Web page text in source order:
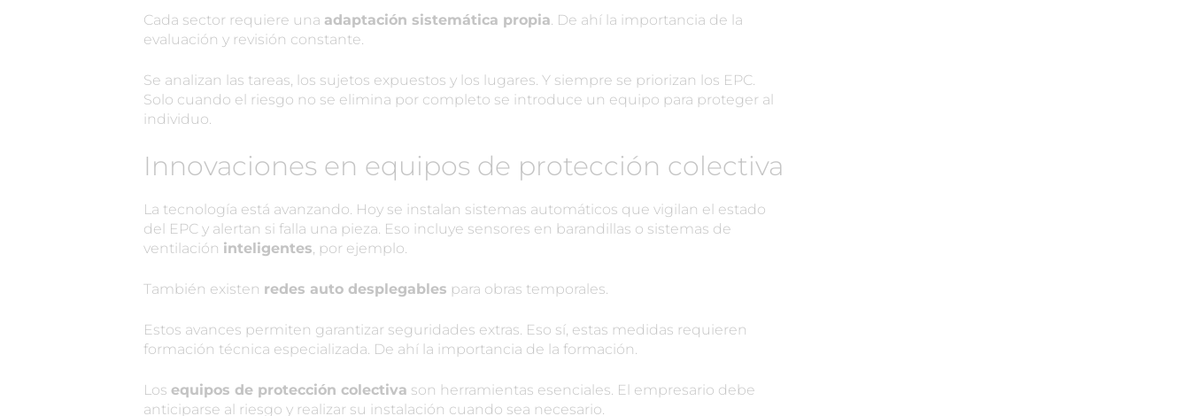
Cada sector requiere una adaptación sistemática propia. De ahí la importancia de la
evaluación y revisión constante.
Se analizan las tareas, los sujetos expuestos y los lugares. Y siempre se priorizan los EPC.
Solo cuando el riesgo no se elimina por completo se introduce un equipo para proteger al
individuo.
Innovaciones en equipos de protección colectiva
La tecnología está avanzando. Hoy se instalan sistemas automáticos que vigilan el estado
del EPC y alertan si falla una pieza. Eso incluye sensores en barandillas o sistemas de
ventilación inteligentes, por ejemplo.
También existen redes auto desplegables para obras temporales.
Estos avances permiten garantizar seguridades extras. Eso sí, estas medidas requieren
formación técnica especializada. De ahí la importancia de la formación.
Los equipos de protección colectiva son herramientas esenciales. El empresario debe
anticiparse al riesgo y realizar su instalación cuando sea necesario.